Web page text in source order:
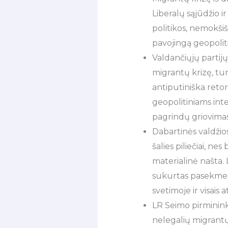
Liberalų sąjūdžio
politikos,
pavojingą
Valdančiųjų
migrantų krizę,
antiputiniška
geopolitiniams
pagrindų
Dabartinės
šalies piliečiai,
materialinė našta.
sukurtas
svetimoje ir visais
LR Seimo
nelegalių